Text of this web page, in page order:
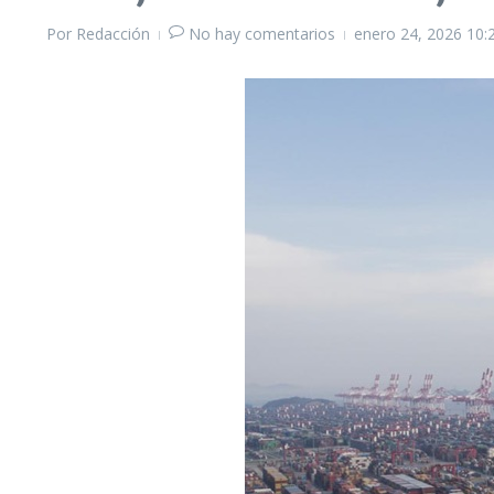
Por Redacción No hay comentarios enero 24, 2026